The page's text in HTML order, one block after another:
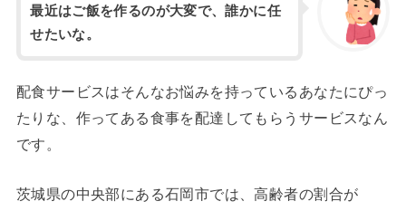
最近はご飯を作るのが大変で、誰かに任
せたいな。
配食サービスはそんなお悩みを持っているあなたにぴっ
たりな、作ってある食事を配達してもらうサービスなん
です。
茨城県の中央部にある石岡市では、高齢者の割合が